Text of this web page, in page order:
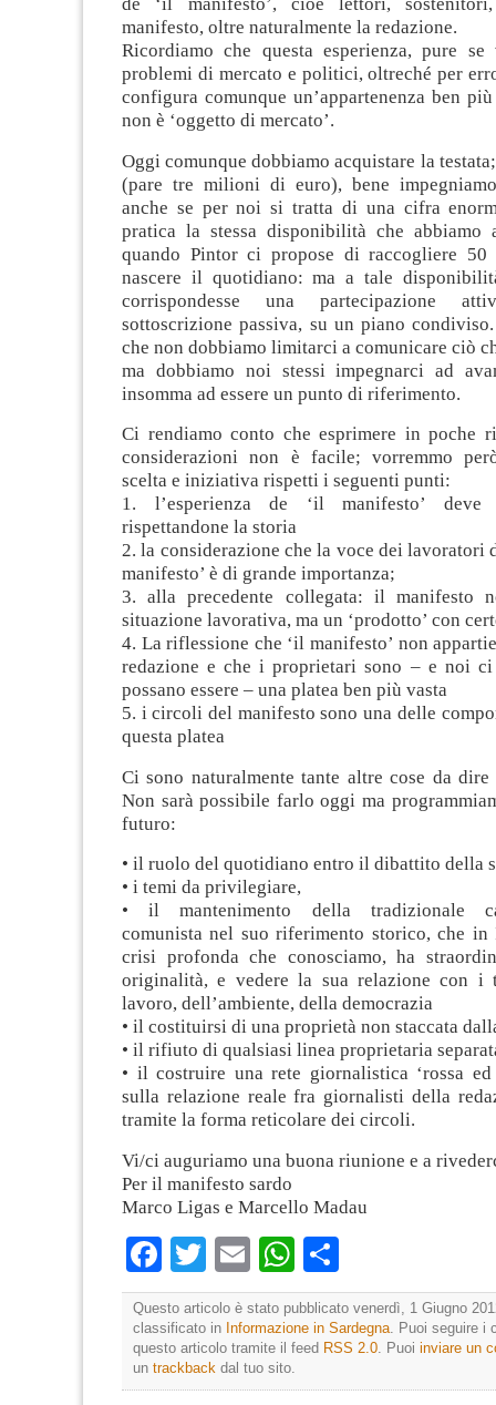
de ‘il manifesto’, cioè lettori,
manifesto, oltre naturalmente la redazione.
Ricordiamo che questa esperienza, pure
problemi di mercato e politici, oltreché per
configura comunque un’appartenenza ben
non è ‘oggetto di mercato’.
Oggi comunque dobbiamo acquistare la
(pare tre milioni di euro), bene
anche se per noi si tratta di una cifra
pratica la stessa disponibilità che abbiamo
quando Pintor ci propose di raccogliere
nascere il quotidiano: ma a tale
corrispondesse una partecipazione
sottoscrizione passiva, su un piano
che non dobbiamo limitarci a comunicare ciò
ma dobbiamo noi stessi impegnarci ad
insomma ad essere un punto di riferimento.
Ci rendiamo conto che esprimere in poche
considerazioni non è facile; vorremmo
scelta e iniziativa rispetti i seguenti punti:
1. l’esperienza de ‘il manifesto’ deve
rispettandone la storia
2. la considerazione che la voce dei lavoratori
manifesto’ è di grande importanza;
3. alla precedente collegata: il manifesto
situazione lavorativa, ma un ‘prodotto’ con
4. La riflessione che ‘il manifesto’ non
redazione e che i proprietari sono – e noi ci
possano essere – una platea ben più vasta
5. i circoli del manifesto sono una delle
questa platea
Ci sono naturalmente tante altre cose da
Non sarà possibile farlo oggi ma
futuro:
• il ruolo del quotidiano entro il dibattito della
• i temi da privilegiare,
• il mantenimento della tradizionale
comunista nel suo riferimento storico, che
crisi profonda che conosciamo, ha
originalità, e vedere la sua relazione con i
lavoro, dell’ambiente, della democrazia
• il costituirsi di una proprietà non staccata
• il rifiuto di qualsiasi linea proprietaria
• il costruire una rete giornalistica ‘rossa ed
sulla relazione reale fra giornalisti della
tramite la forma reticolare dei circoli.
Vi/ci auguriamo una buona riunione e a
Per il manifesto sardo
Marco Ligas e Marcello Madau
Facebook
TwitterEmailWhatsApp
Questo articolo è stato pubblicato venerdì, 1 Giugno
classificato in Informazione in Sardegna . Puoi seguire i
questo articolo tramite il feed RSS 2.0 . Puoi inviare un
un trackback dal tuo sito.